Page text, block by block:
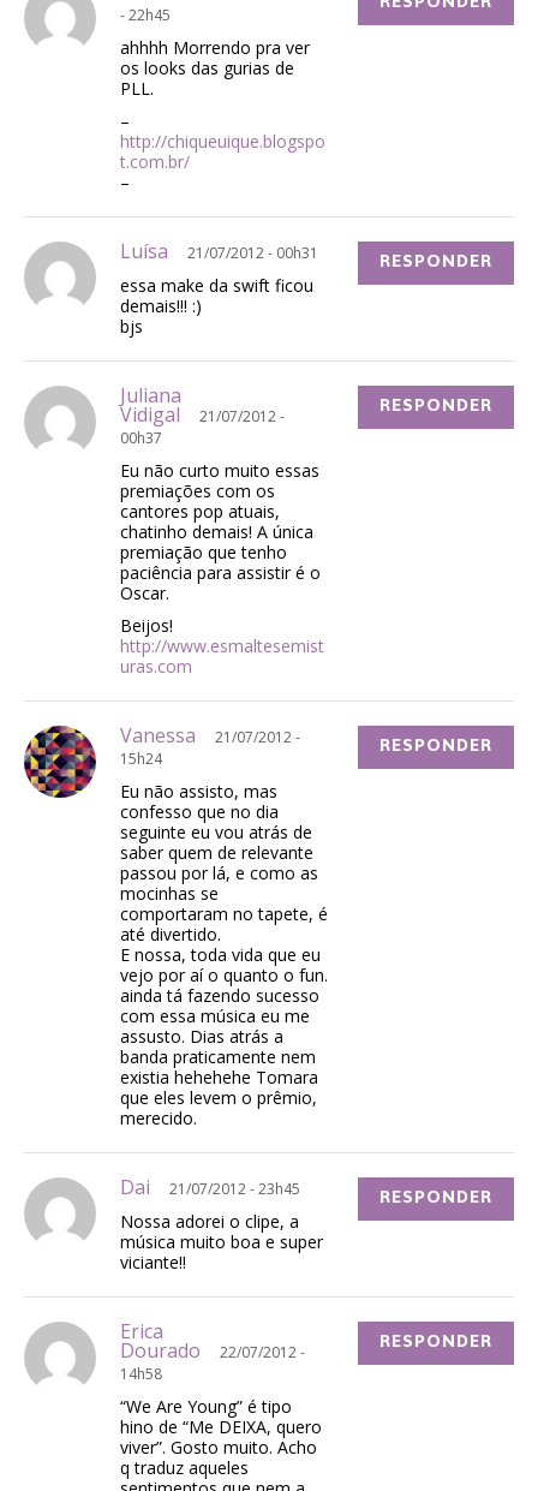
- 22h45
ahhhh Morrendo pra ver
os looks das gurias de
PLL.
–
http://chiqueuique.blogspo
t.com.br/
–
Luísa 21/07/2012 - 00h31
essa make da swift ficou
demais!!! :)
bjs
RESPONDER
Juliana
Vidigal
21/07/2012 -
00h37
Eu não curto muito essas
premiações com os
cantores pop atuais,
chatinho demais! A única
premiação que tenho
paciência para assistir é o
Oscar.
Beijos!
http://www.esmaltesemist
uras.com
RESPONDER
Vanessa
21/07/2012 -
15h24
Eu não assisto, mas
confesso que no dia
seguinte eu vou atrás de
saber quem de relevante
passou por lá, e como as
mocinhas se
comportaram no tapete, é
até divertido.
E nossa, toda vida que eu
vejo por aí o quanto o fun.
ainda tá fazendo sucesso
com essa música eu me
assusto. Dias atrás a
banda praticamente nem
existia hehehehe Tomara
que eles levem o prêmio,
merecido.
RESPONDER
Dai 21/07/2012 - 23h45
Nossa adorei o clipe, a
música muito boa e super
viciante!!
RESPONDER
Erica
Dourado
22/07/2012 -
14h58
“We Are Young” é tipo
hino de “Me DEIXA, quero
viver”. Gosto muito. Acho
q traduz aqueles
RESPONDER